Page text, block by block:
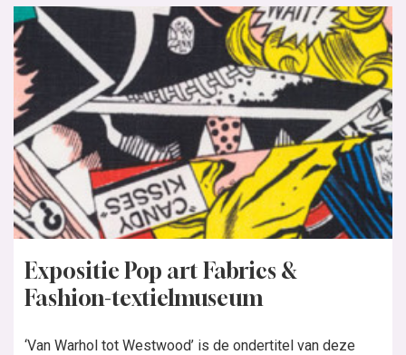
Expositie Pop art Fabrics &
Fashion-textielmuseum
‘Van Warhol tot Westwood’ is de ondertitel van deze